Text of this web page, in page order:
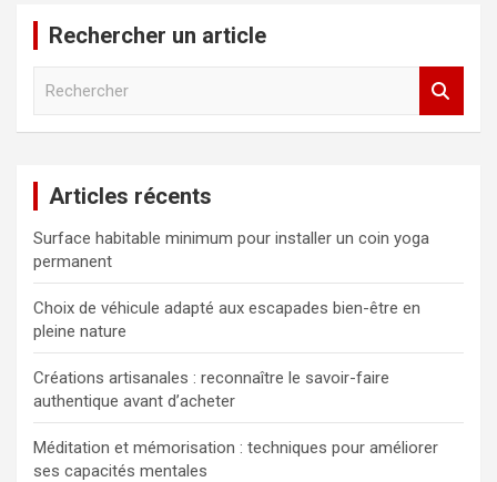
Rechercher un article
c
h
e
r
Articles récents
Surface habitable minimum pour installer un coin yoga
permanent
Choix de véhicule adapté aux escapades bien-être en
pleine nature
Créations artisanales : reconnaître le savoir-faire
authentique avant d’acheter
Méditation et mémorisation : techniques pour améliorer
ses capacités mentales